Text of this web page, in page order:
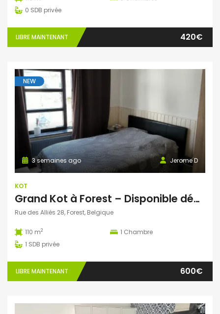
0 SDB privée
LIBRE MAINTENANT 420€
NEW
Jerome D
3 semaines ago
KOT
Grand Kot à Forest – Disponible début août
Rue des Alliés 28, Forest, Belgique
110 m2 1 Chambre
1 SDB privée
LIBRE MAINTENANT 600€